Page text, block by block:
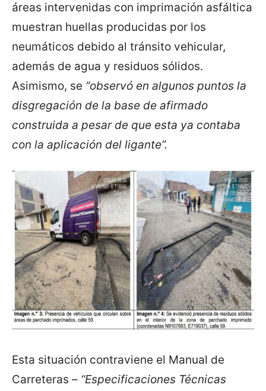
áreas intervenidas con imprimación asfáltica
muestran huellas producidas por los
neumáticos debido al tránsito vehicular,
además de agua y residuos sólidos.
Asimismo, se “observó en algunos puntos la
disgregación de la base de afirmado
construida a pesar de que esta ya contaba
con la aplicación del ligante”.
Esta situación contraviene el Manual de
Carreteras – “Especificaciones Técnicas